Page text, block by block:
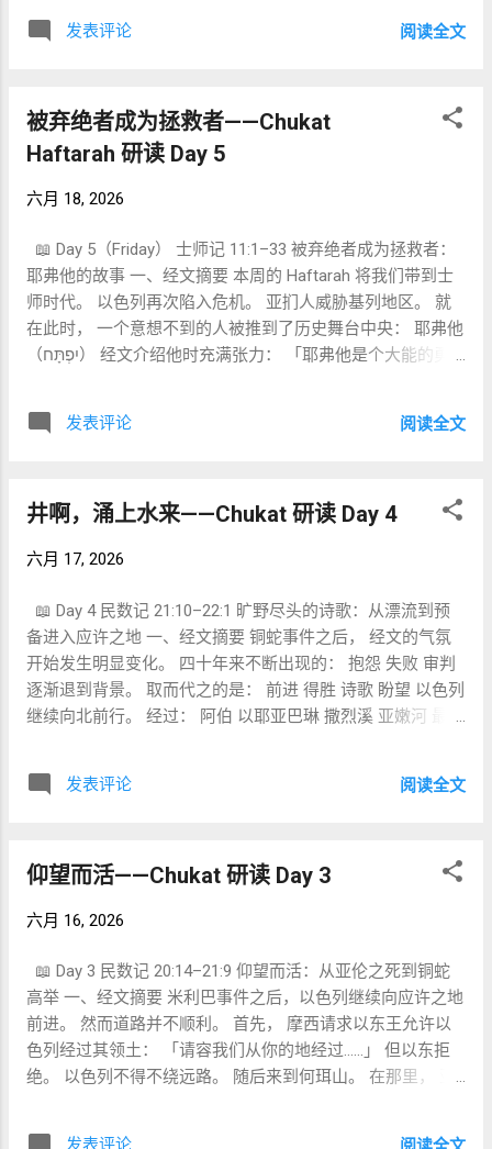
场。 四、生命如何出现？ 本周不断重复一个模式： 接触死
能开出生命之路。 ...
在谈论第二次出生。 耶稣却继续解释： 「人若不是从水和灵
照样被举起来。」 （3:14） 最后， 对话达到高潮： 「神爱
世人， 甚至将祂的独生子赐给他们……」 （3:16） 二、本段
论： 死亡 污秽 洁净 医治 那么约翰福音3章实际上给出了一
ἄνωθεν (Anōthen) 从上头生 3:3 γεννηθῇ ἄνωθεν 这个词十分
有趣。 因为同时具有两个意思： 从上头 和 再一次 尼哥底母
理解成： 再一次出生。 耶稣更可能强调： 从上头而来的出
生。 也就是： 来自神的新生命。 这正符合约翰福音整体神
学。 2️⃣ πνεῦμα (Pneuma) 灵、风 3:8 τὸ πνεῦμα ὅπου θέλει
可以表示： 风 气息 灵 这里明显呼应： 创世记2章。 神将生
命气息吹入亚当。 如今， 神再次吹入新的生命。 因此约翰
记21章的铜蛇。 但约翰很喜欢双重意义。 既指： 被举起...
发表评论 阅读全文
被弃绝者成为拯救者——Chukat
Haftarah 研读 Day 5
六月 18, 2026
📖 Day 5（Friday） 士师记 11:1–33 被弃绝者成为拯救者：
耶弗他的故事 一、经文摘要 本周的 Haftarah 将我们带到士
师时代。 以色列再次陷入危机。 亚扪人威胁基列地区。 就
在此时， 一个意想不到的人被推到了历史舞台中央： 耶弗他
（יִפְתָּח） 经文介绍他时充满张力： 「耶弗他是个大能的勇
份。 拥有勇气， 却没有归属。 因为出身问题， 他被兄弟驱
逐。 被赶离父家产业。 流亡在陀伯地。 然而当战争来临
判， 详细回顾以色列历史， 证明亚扪人的指控并不成立。
胜。 二、本段核心主题 神常使用被人拒绝的人 如果本周
们： 神的拣选常常超越人的标准。 人看重： 血统 出身 地位
神却看： 忠诚 使命 愿意回应呼召的心 三、关键词研究 1️⃣
יִפְתָּח (Yiftach) 耶弗他 名字来自词根： פתח 意思： 开启、
打开。 这十分有趣。 被关在门外的人， 名字却叫： “开
启”。 后来神真的借着他， 为以色列开启拯救之门。 2️⃣ גִּבּוֹר
要的称呼。 也用于： 基甸 大卫勇士 路得（女性形式） 含义
יְהוָה 这是士师记的重要模式。 真正的拯救者， 并非依靠...
发表评论 阅读全文
井啊，涌上水来——Chukat 研读 Day 4
六月 17, 2026
📖 Day 4 民数记 21:10–22:1 旷野尽头的诗歌：从漂流到预
备进入应许之地 一、经文摘要 铜蛇事件之后， 经文的气氛
开始发生明显变化。 四十年来不断出现的： 抱怨 失败 审判
逐渐退到背景。 取而代之的是： 前进 得胜 诗歌 盼望 以色列
继续向北前行。 经过： 阿伯 以耶亚巴琳 撒烈溪 亚嫩河 最终
随后， 以色列击败： 亚摩利王西宏 巴珊王噩 最终抵达： 摩
十年， 以色列一直绕圈。 但现在， 他们开始： 前进 得胜 接
1️⃣ בְּאֵר (Be'er) 井 21:16 וּמִשָּׁם בְּאֵרָה “从那里到了井边。” 井在
井。 雅各： 在井旁遇见拉结。 摩西： 在井旁遇见西坡拉。
井象征： 生命 神供应 新阶段开始 这里同样如此。 七十士译
本 LXX： φρέαρ 井泉。 不仅是水源。 也是生命来源。 2️⃣
שִׁירָה (Shirah) 诗歌 21:17 אָז יָשִׁיר יִשְׂרָאֵל “那时以色列唱歌
说……” 这让读者立刻想起： 出埃及记15章。 当时： 红海分
歌。 一首诗， 连接了旅程的开始与结束。 3️⃣ יָרַשׁ (Yarash)
发表评论 阅读全文
仰望而活——Chukat 研读 Day 3
六月 16, 2026
📖 Day 3 民数记 20:14–21:9 仰望而活：从亚伦之死到铜蛇
高举 一、经文摘要 米利巴事件之后，以色列继续向应许之地
前进。 然而道路并不顺利。 首先， 摩西请求以东王允许以
色列经过其领土： 「请容我们从你的地经过……」 但以东拒
绝。 以色列不得不绕远路。 随后来到何珥山。 在那里， 亚
亚伦死在那里。 以色列全会众为他哀哭三十天。 接着， 百
发表评论